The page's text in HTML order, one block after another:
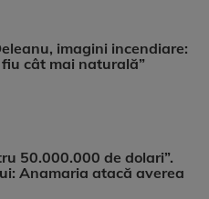
imagini incendiare:
fiu cât mai naturală”
50.000.000 de dolari”.
Anamaria atacă averea